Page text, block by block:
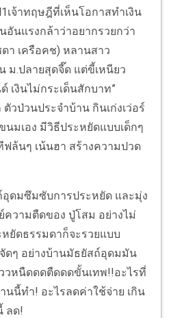
จ้าทฤษฎีที่เห็นโอกาสทำเงิน
นแรงกล้าว่าอยากรวยกว่า
า เครือคช) หลานสาว
ม.ปลายสุดจี๊ด แต่ขี้เหนียว
เงินไม่กระเด็นสักบาท”
วป่วนประจำบ้าน กินเก่งเว่อร์
นมเอง มีวิธีประหยัดแบบเด็กๆ
ฟล้นๆ เน้นฮา สร้างความปวด
ซึมซับการประหยัด และมุ่ง
วามตืดของ ปู่โสม อย่างไม่
ยัดธรรมดาก็จะรวยแบบ
ดๆ อย่างบ้านมัธยัสถ์อุดมมัน
วหนืดดดตืดดดขั้นเทพ!!อะไรที่
นนี้ทำ! อะไรลดค่าใช้จ่าย เกิน
ลด!